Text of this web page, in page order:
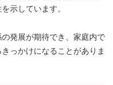
示しています。
発展が期待でき、家庭内で
っかけになることがありま